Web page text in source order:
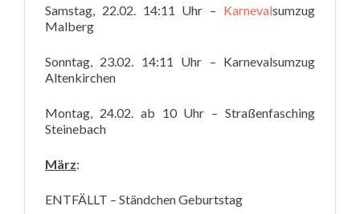
Samstag, 22.02. 14:11 Uhr – Karnevalsumzug
Malberg
Sonntag, 23.02. 14:11 Uhr – Karnevalsumzug
Altenkirchen
Montag, 24.02. ab 10 Uhr – Straßenfasching
Steinebach
März:
ENTFÄLLT – Ständchen Geburtstag